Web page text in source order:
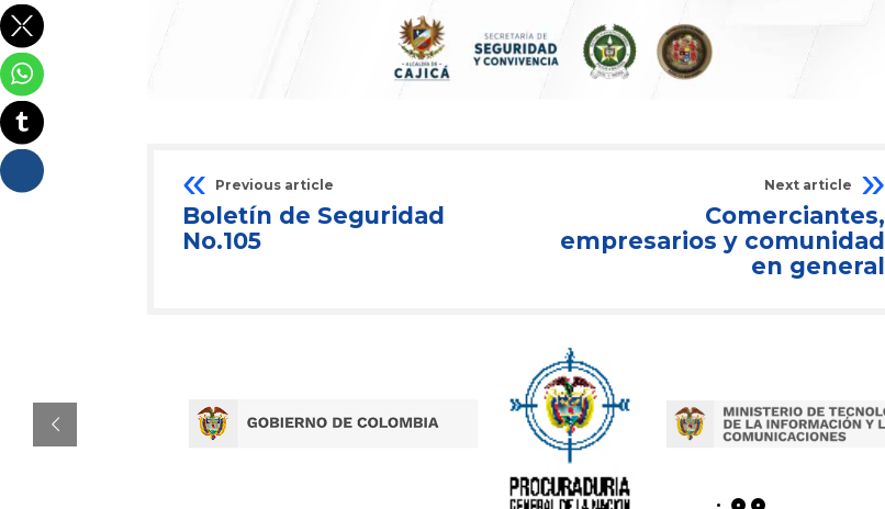
Previous article
Boletín de Seguridad
No.105
Next article
Comerciantes,
empresarios y comunidad
en general